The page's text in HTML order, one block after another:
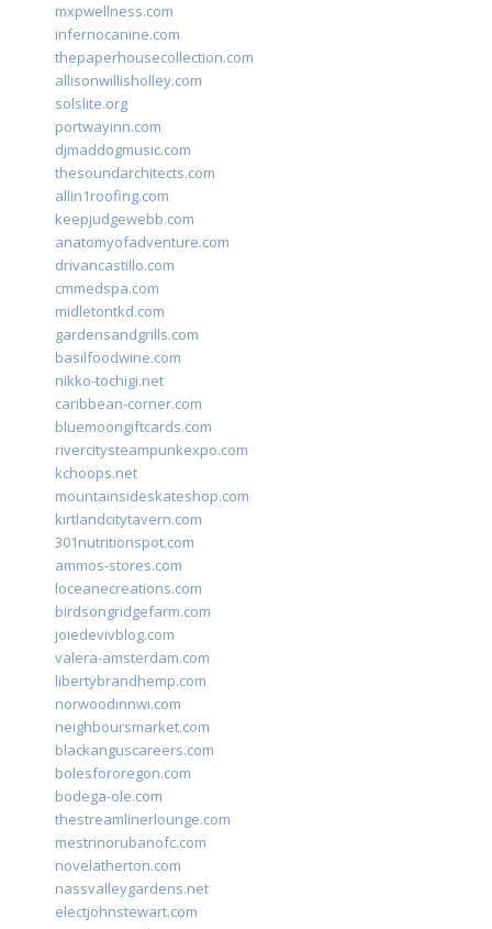
mxpwellness.com
infernocanine.com
thepaperhousecollection.com
allisonwillisholley.com
solslite.org
portwayinn.com
djmaddogmusic.com
thesoundarchitects.com
allin1roofing.com
keepjudgewebb.com
anatomyofadventure.com
drivancastillo.com
cmmedspa.com
midletontkd.com
gardensandgrills.com
basilfoodwine.com
nikko-tochigi.net
caribbean-corner.com
bluemoongiftcards.com
rivercitysteampunkexpo.com
kchoops.net
mountainsideskateshop.com
kirtlandcitytavern.com
301nutritionspot.com
ammos-stores.com
loceanecreations.com
birdsongridgefarm.com
joiedevivblog.com
valera-amsterdam.com
libertybrandhemp.com
norwoodinnwi.com
neighboursmarket.com
blackanguscareers.com
bolesfororegon.com
bodega-ole.com
thestreamlinerlounge.com
mestrinorubanofc.com
novelatherton.com
nassvalleygardens.net
electjohnstewart.com